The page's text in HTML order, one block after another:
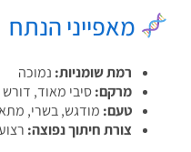
מאפייני הנתח
רמת שומניות:נמוכה
מרקם: סיבי מאוד, דורש חיתוך
טעם: מודגש, בשרי, מתאים
צורת חיתוך נפוצה:רצועות,